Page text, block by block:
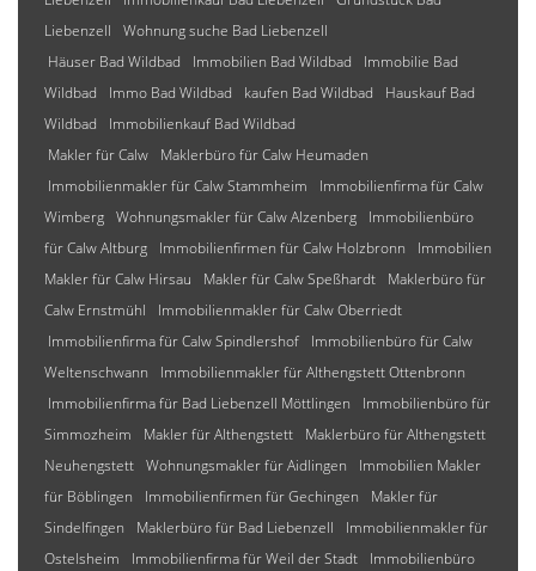
Liebenzell
Wohnung suche Bad Liebenzell
Häuser Bad Wildbad
Immobilien Bad Wildbad
Immobilie Bad
Wildbad
Immo Bad Wildbad kaufen Bad Wildbad
Hauskauf Bad
Wildbad
Immobilienkauf Bad Wildbad
Makler für Calw
Maklerbüro für Calw Heumaden
Immobilienmakler für Calw Stammheim
Immobilienfirma für Calw
Wimberg Wohnungsmakler für Calw Alzenberg
Immobilienbüro
für Calw Altburg
Immobilienfirmen für Calw Holzbronn
Immobilien
Makler für Calw Hirsau
Makler für Calw Speßhardt
Maklerbüro für
Calw Ernstmühl
Immobilienmakler für Calw Oberriedt
Immobilienfirma für Calw Spindlershof
Immobilienbüro für Calw
Weltenschwann
Immobilienmakler für Althengstett Ottenbronn
Immobilienfirma für Bad Liebenzell Möttlingen
Immobilienbüro für
Simmozheim
Makler für Althengstett
Maklerbüro für Althengstett
Neuhengstett Wohnungsmakler für Aidlingen
Immobilien Makler
für Böblingen
Immobilienfirmen für Gechingen
Makler für
Sindelfingen
Maklerbüro für Bad Liebenzell
Immobilienmakler für
Ostelsheim
Immobilienfirma für Weil der Stadt
Immobilienbüro